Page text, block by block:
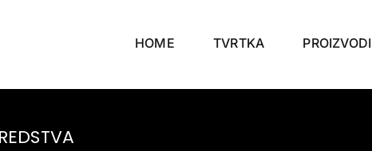
HOME TVRTKA PROIZVODI